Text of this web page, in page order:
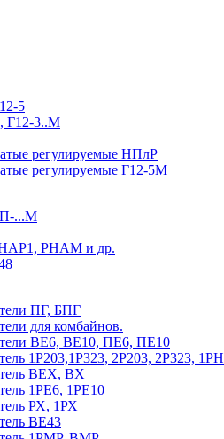
5
Г12-3..М
регулируемые НПлР
регулируемые Г12-5М
П-...М
РНАМ и др.
ПГ, БПГ
для комбайнов.
ВЕ6, ВЕ10, ПЕ6, ПЕ10
1Р203,1Р323, 2Р203, 2Р323, 1РН
ВЕХ, ВХ
1РЕ6, 1РЕ10
РХ, 1РХ
ВЕ43